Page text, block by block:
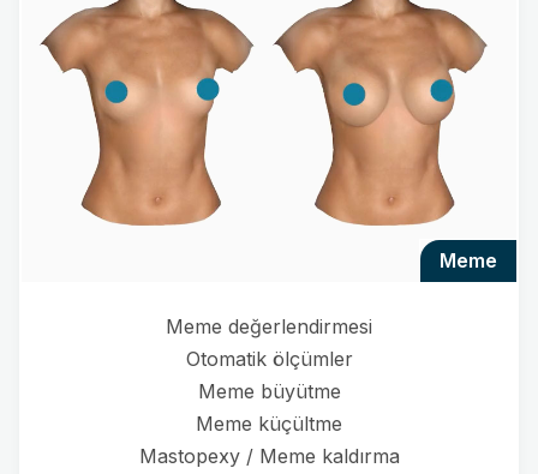
meme
Meme değerlendirmesi
Otomatik ölçümler
Meme büyütme
Meme küçültme
Mastopexy / Meme kaldırma